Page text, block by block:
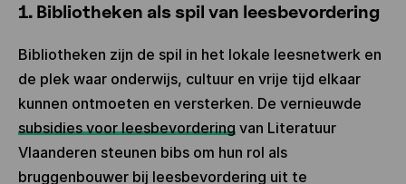
1. Bibliotheken als spil van leesbevordering
Bibliotheken zijn de spil in het lokale leesnetwerk en
de plek waar onderwijs, cultuur en vrije tijd elkaar
kunnen ontmoeten en versterken. De vernieuwde
subsidies voor leesbevordering van Literatuur
Vlaanderen steunen bibs om hun rol als
bruggenbouwer bij leesbevordering uit te